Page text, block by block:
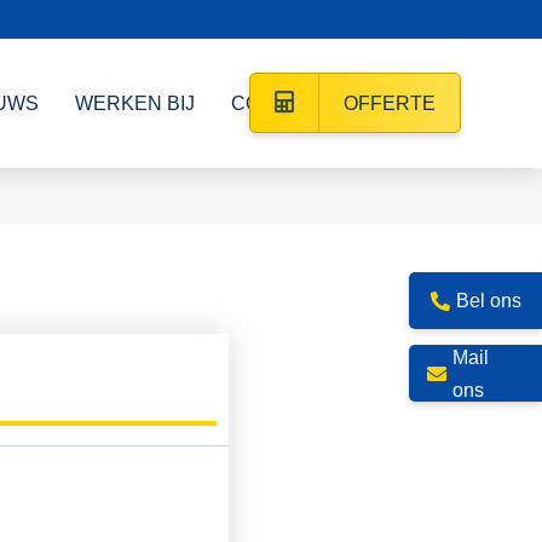
WERKEN BIJ CONTACT OFFERTE
Bel ons
Mail
ons